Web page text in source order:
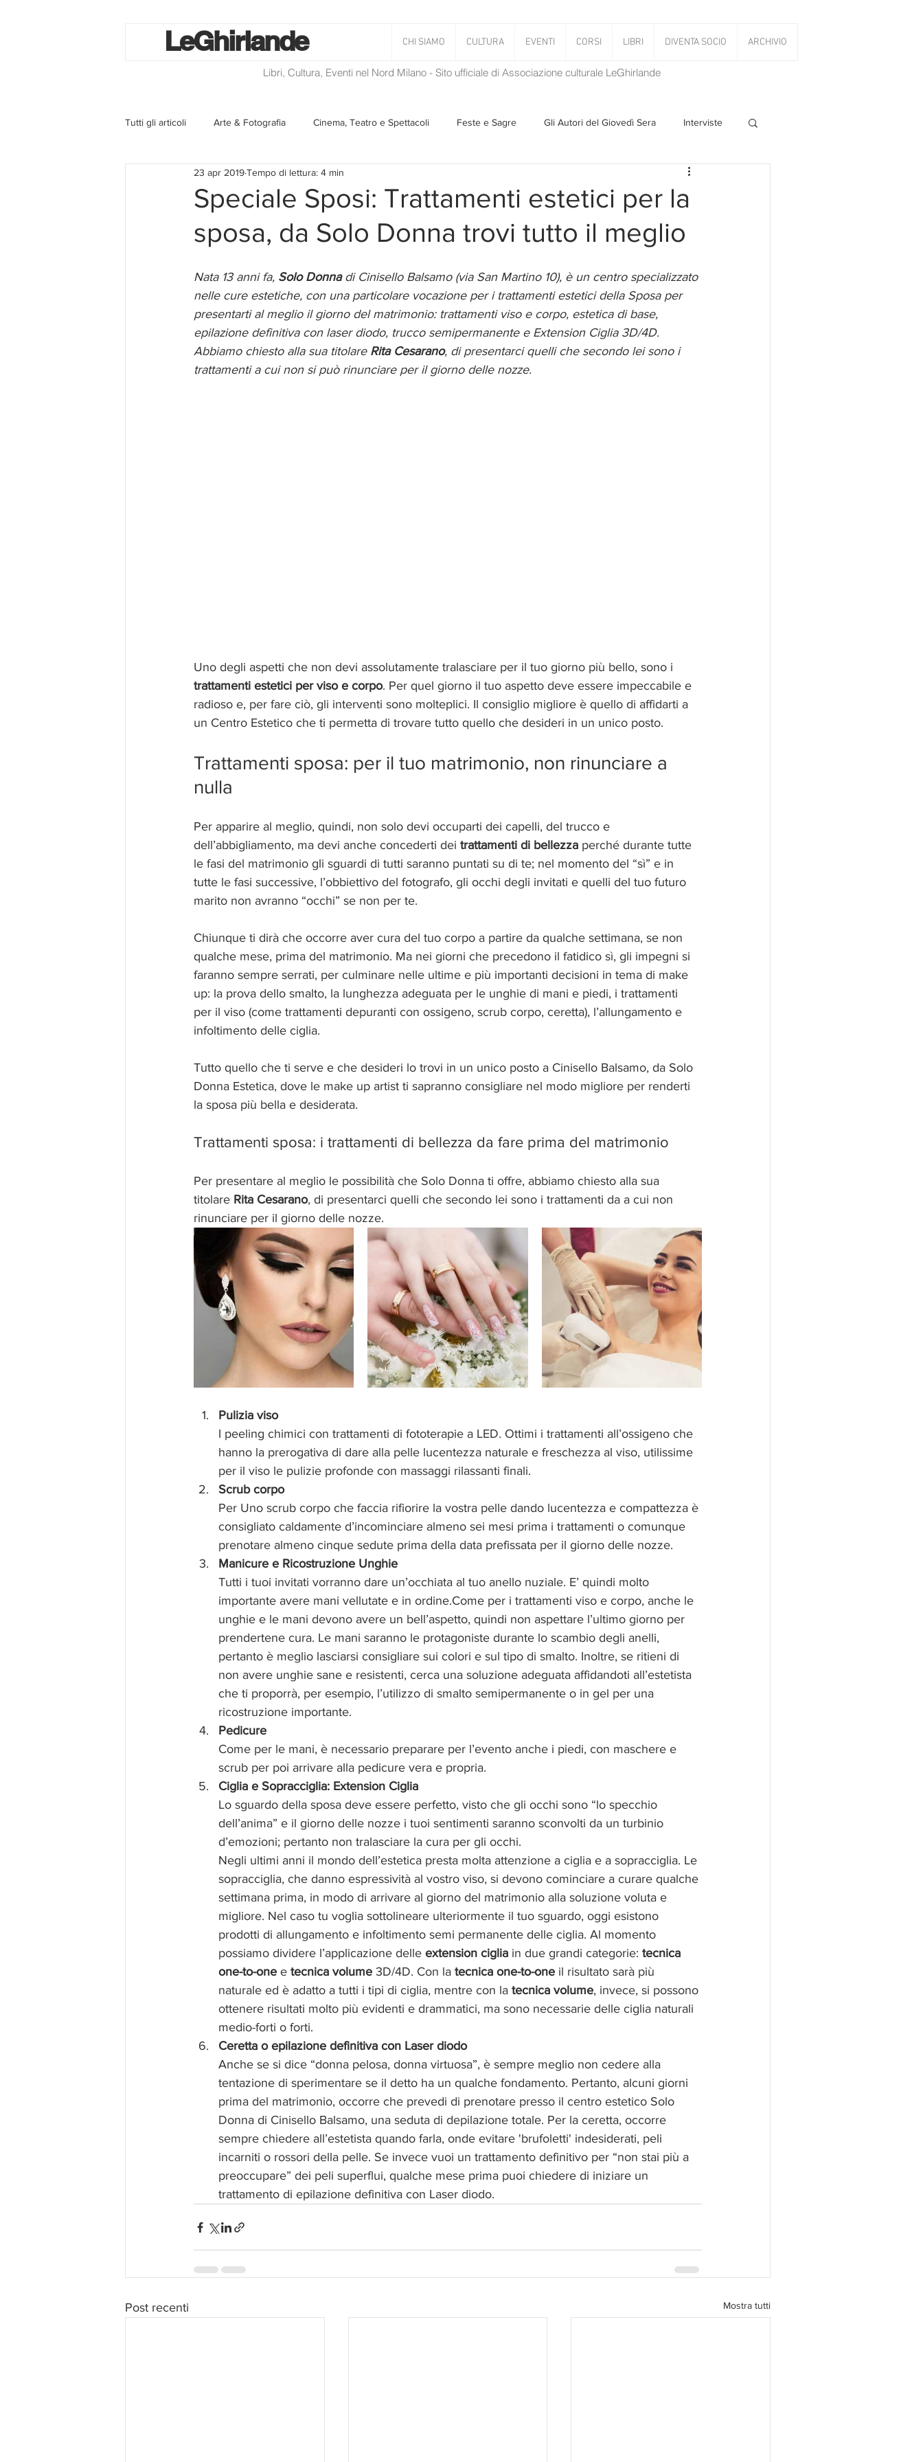
CHI SIAMO CULTURA EVENTI CORSI LIBRI DIVENTA SOCIO ARCHIVIO
LeGhirlande
Libri, Cultura, Eventi nel Nord Milano - Sito ufficiale di Associazione culturale LeGhirlande
Tutti gli articoli Arte & Fotografia Cinema, Teatro e Spettacoli Feste e Sagre Gli Autori del Giovedì Sera Interviste
La lotteria degli scontrini Libri Musica
Eventi ed iniziative Utilità Il Blog di Mirabilis Salvaguardia dell'ambiente Ambiente PanettoniAMOCi
Speciale Sposi: Trattamenti estetici per la
sposa, da Solo Donna trovi tutto il meglio
23 apr 2019Tempo di lettura: 4 min
Nata 13 anni fa, Solo Donna di Cinisello Balsamo (via San Martino 10), è un centro specializzato
nelle cure estetiche, con una particolare vocazione per i trattamenti estetici della Sposa per
presentarti al meglio il giorno del matrimonio: trattamenti viso e corpo, estetica di base,
epilazione definitiva con laser diodo, trucco semipermanente e Extension Ciglia 3D/4D.
Abbiamo chiesto alla sua titolare Rita Cesarano, di presentarci quelli che secondo lei sono i
trattamenti a cui non si può rinunciare per il giorno delle nozze.
Uno degli aspetti che non devi assolutamente tralasciare per il tuo giorno più bello, sono i
trattamenti estetici per viso e corpo. Per quel giorno il tuo aspetto deve essere impeccabile e
radioso e, per fare ciò, gli interventi sono molteplici. Il consiglio migliore è quello di affidarti a
un Centro Estetico che ti permetta di trovare tutto quello che desideri in un unico posto.
Trattamenti sposa: per il tuo matrimonio, non rinunciare a
nulla
Per apparire al meglio, quindi, non solo devi occuparti dei capelli, del trucco e
dell’abbigliamento, ma devi anche concederti dei trattamenti di bellezza perché durante tutte
le fasi del matrimonio gli sguardi di tutti saranno puntati su di te; nel momento del “sì” e in
tutte le fasi successive, l’obbiettivo del fotografo, gli occhi degli invitati e quelli del tuo futuro
marito non avranno “occhi” se non per te.
Chiunque ti dirà che occorre aver cura del tuo corpo a partire da qualche settimana, se non
qualche mese, prima del matrimonio. Ma nei giorni che precedono il fatidico sì, gli impegni si
faranno sempre serrati, per culminare nelle ultime e più importanti decisioni in tema di make
up: la prova dello smalto, la lunghezza adeguata per le unghie di mani e piedi, i trattamenti
per il viso (come trattamenti depuranti con ossigeno, scrub corpo, ceretta), l’allungamento e
infoltimento delle ciglia.
Tutto quello che ti serve e che desideri lo trovi in un unico posto a Cinisello Balsamo, da Solo
Donna Estetica, dove le make up artist ti sapranno consigliare nel modo migliore per renderti
la sposa più bella e desiderata.
Trattamenti sposa: i trattamenti di bellezza da fare prima del matrimonio
Per presentare al meglio le possibilità che Solo Donna ti offre, abbiamo chiesto alla sua
titolare Rita Cesarano, di presentarci quelli che secondo lei sono i trattamenti da a cui non
rinunciare per il giorno delle nozze.
Pulizia viso
I peeling chimici con trattamenti di fototerapie a LED. Ottimi i trattamenti all’ossigeno che
hanno la prerogativa di dare alla pelle lucentezza naturale e freschezza al viso, utilissime
per il viso le pulizie profonde con massaggi rilassanti finali.
Scrub corpo
Per Uno scrub corpo che faccia rifiorire la vostra pelle dando lucentezza e compattezza è
consigliato caldamente d’incominciare almeno sei mesi prima i trattamenti o comunque
prenotare almeno cinque sedute prima della data prefissata per il giorno delle nozze.
Manicure e Ricostruzione Unghie
Tutti i tuoi invitati vorranno dare un’occhiata al tuo anello nuziale. E’ quindi molto
importante avere mani vellutate e in ordine.Come per i trattamenti viso e corpo, anche le
unghie e le mani devono avere un bell’aspetto, quindi non aspettare l’ultimo giorno per
prendertene cura. Le mani saranno le protagoniste durante lo scambio degli anelli,
pertanto è meglio lasciarsi consigliare sui colori e sul tipo di smalto. Inoltre, se ritieni di
non avere unghie sane e resistenti, cerca una soluzione adeguata affidandoti all’estetista
che ti proporrà, per esempio, l’utilizzo di smalto semipermanente o in gel per una
ricostruzione importante.
Pedicure
Come per le mani, è necessario preparare per l’evento anche i piedi, con maschere e
scrub per poi arrivare alla pedicure vera e propria.
Ciglia e Sopracciglia: Extension Ciglia
Lo sguardo della sposa deve essere perfetto, visto che gli occhi sono “lo specchio
dell’anima” e il giorno delle nozze i tuoi sentimenti saranno sconvolti da un turbinio
d’emozioni; pertanto non tralasciare la cura per gli occhi.
Negli ultimi anni il mondo dell’estetica presta molta attenzione a ciglia e a sopracciglia. Le
sopracciglia, che danno espressività al vostro viso, si devono cominciare a curare qualche
settimana prima, in modo di arrivare al giorno del matrimonio alla soluzione voluta e
migliore. Nel caso tu voglia sottolineare ulteriormente il tuo sguardo, oggi esistono
prodotti di allungamento e infoltimento semi permanente delle ciglia. Al momento
possiamo dividere l’applicazione delle extension ciglia in due grandi categorie: tecnica
one-to-one e tecnica volume 3D/4D. Con la tecnica one-to-one il risultato sarà più
naturale ed è adatto a tutti i tipi di ciglia, mentre con la tecnica volume, invece, si possono
ottenere risultati molto più evidenti e drammatici, ma sono necessarie delle ciglia naturali
medio-forti o forti.
Ceretta o epilazione definitiva con Laser diodo
Anche se si dice “donna pelosa, donna virtuosa”, è sempre meglio non cedere alla
tentazione di sperimentare se il detto ha un qualche fondamento. Pertanto, alcuni giorni
prima del matrimonio, occorre che prevedi di prenotare presso il centro estetico Solo
Donna di Cinisello Balsamo, una seduta di depilazione totale. Per la ceretta, occorre
sempre chiedere all’estetista quando farla, onde evitare 'brufoletti' indesiderati, peli
incarniti o rossori della pelle. Se invece vuoi un trattamento definitivo per “non stai più a
preoccupare” dei peli superflui, qualche mese prima puoi chiedere di iniziare un
trattamento di epilazione definitiva con Laser diodo.
Post recenti Mostra tutti